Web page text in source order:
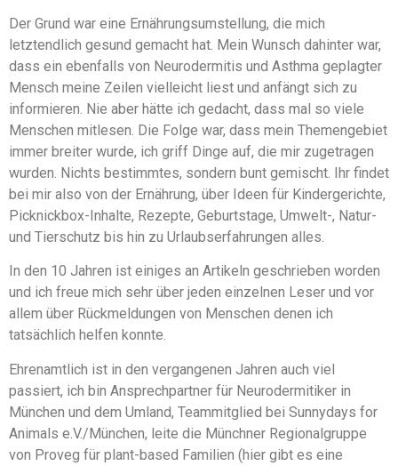
Der Grund war eine Ernährungsumstellung, die mich
letztendlich gesund gemacht hat. Mein Wunsch dahinter war,
dass ein ebenfalls von Neurodermitis und Asthma geplagter
Mensch meine Zeilen vielleicht liest und anfängt sich zu
informieren. Nie aber hätte ich gedacht, dass mal so viele
Menschen mitlesen. Die Folge war, dass mein Themengebiet
immer breiter wurde, ich griff Dinge auf, die mir zugetragen
wurden. Nichts bestimmtes, sondern bunt gemischt. Ihr findet
bei mir also von der Ernährung, über Ideen für Kindergerichte,
Picknickbox-Inhalte, Rezepte, Geburtstage, Umwelt-, Natur-
und Tierschutz bis hin zu Urlaubserfahrungen alles.
In den 10 Jahren ist einiges an Artikeln geschrieben worden
und ich freue mich sehr über jeden einzelnen Leser und vor
allem über Rückmeldungen von Menschen denen ich
tatsächlich helfen konnte.
Ehrenamtlich ist in den vergangenen Jahren auch viel
passiert, ich bin Ansprechpartner für Neurodermitiker in
München und dem Umland, Teammitglied bei Sunnydays for
Animals e.V./München, leite die Münchner Regionalgruppe
von Proveg für plant-based Familien (hier gibt es eine